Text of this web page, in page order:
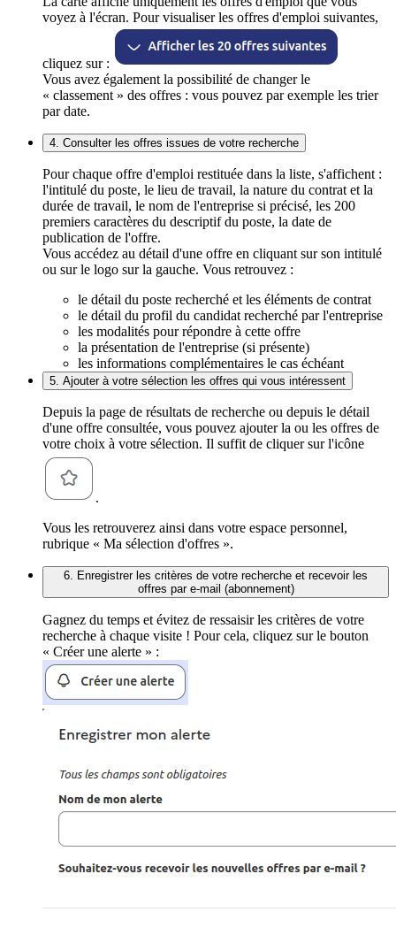
voyez à l'écran. Pour visualiser les offres d'emploi suivantes,
cliquez sur :
Vous avez également la possibilité de changer le
« classement » des offres : vous pouvez par exemple les trier
par date.
4. Consulter les offres issues de votre recherche
Pour chaque offre d'emploi restituée dans la liste, s'affichent :
l'intitulé du poste, le lieu de travail, la nature du contrat et la
durée de travail, le nom de l'entreprise si précisé, les 200
premiers caractères du descriptif du poste, la date de
publication de l'offre.
Vous accédez au détail d'une offre en cliquant sur son intitulé
ou sur le logo sur la gauche. Vous retrouvez :
le détail du poste recherché et les éléments de contrat
le détail du profil du candidat recherché par l'entreprise
les modalités pour répondre à cette offre
la présentation de l'entreprise (si présente)
les informations complémentaires le cas échéant
5. Ajouter à votre sélection les offres qui vous intéressent
Depuis la page de résultats de recherche ou depuis le détail
d'une offre consultée, vous pouvez ajouter la ou les offres de
votre choix à votre sélection. Il suffit de cliquer sur l'icône
.
Vous les retrouverez ainsi dans votre espace personnel,
rubrique « Ma sélection d'offres ».
6. Enregistrer les critères de votre recherche et recevoir les
offres par e-mail (abonnement)
Gagnez du temps et évitez de ressaisir les critères de votre
recherche à chaque visite ! Pour cela, cliquez sur le bouton
« Créer une alerte » :